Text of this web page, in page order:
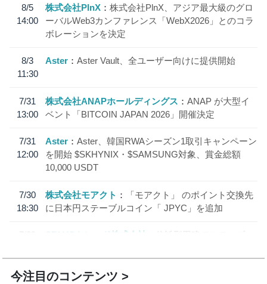
8/5
14:00
株式会社PlnX
株式会社PlnX、アジア最大級のグロ
ーバルWeb3カンファレンス「WebX2026」とのコラ
ボレーションを決定
8/3
11:30
Aster Aster Vault、全ユーザー向けに提供開始
7/31
13:00
株式会社ANAPホールディングス
ANAP が大型イ
ベント「BITCOIN JAPAN 2026」開催決定
7/31
12:00
Aster
Aster、韓国RWAシーズン1取引キャンペーン
を開始 $SKHYNIX・$SAMSUNG対象、賞金総額
10,000 USDT
7/30
18:30
株式会社モアクト
「モアクト」 のポイント交換先
に日本円ステーブルコイン「 JPYC」を追加
7/29
SBI VCトレード株式会社
信託型円建てステーブル
今注目のコンテンツ